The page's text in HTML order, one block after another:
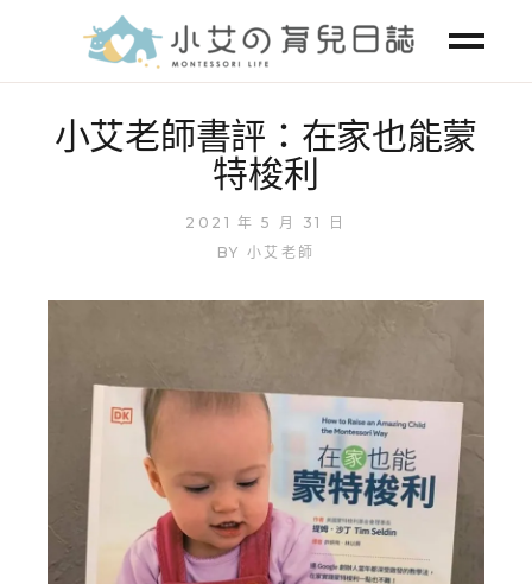
小艾老師書評：在家也能蒙
特梭利
2021 年 5 月 31 日
BY 小艾老師